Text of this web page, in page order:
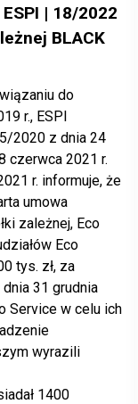
| 18/2022
BLACK
do
r., ESPI
2020 z dnia 24
czerwca 2021 r.
r. informuje, że
umowa
zależnej, Eco
Eco
tys. zł, za
31 grudnia
Service w celu ich
wyrazili
1400